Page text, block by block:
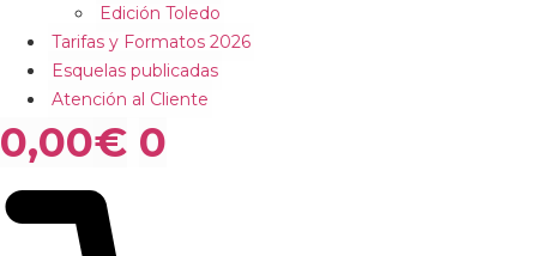
Edición Toledo
Tarifas y Formatos 2026
Esquelas publicadas
Atención al Cliente
0,00€ 0